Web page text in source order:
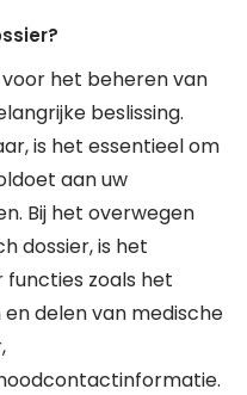
het beheren van
beslissing.
is het essentieel om
aan uw
Bij het overwegen
dossier, is het
zoals het
delen van medische